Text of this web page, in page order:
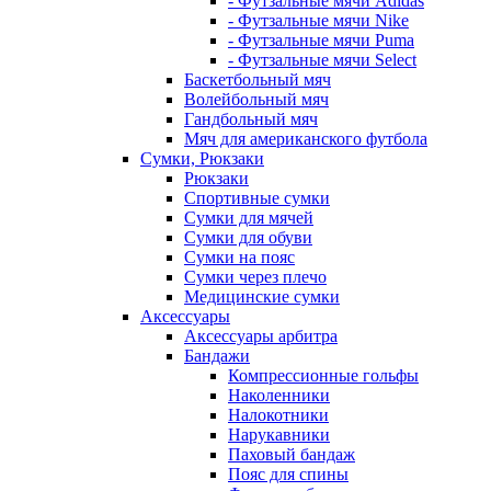
- Футзальные мячи Nike
- Футзальные мячи Puma
- Футзальные мячи Select
Баскетбольный мяч
Волейбольный мяч
Гандбольный мяч
Мяч для американского футбола
Сумки, Рюкзаки
Рюкзаки
Спортивные сумки
Сумки для мячей
Сумки для обуви
Сумки на пояс
Сумки через плечо
Медицинские сумки
Аксессуары
Аксессуары арбитра
Бандажи
Компрессионные гольфы
Наколенники
Налокотники
Нарукавники
Паховый бандаж
Пояс для спины